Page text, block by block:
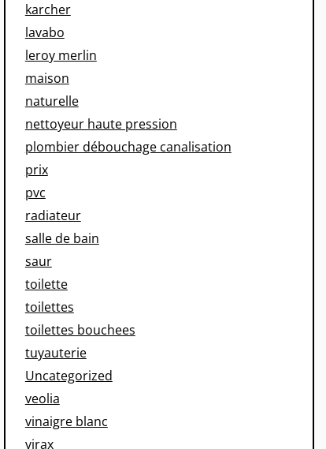
karcher
lavabo
leroy merlin
maison
naturelle
nettoyeur haute pression
plombier débouchage canalisation
prix
pvc
radiateur
salle de bain
saur
toilette
toilettes
toilettes bouchees
tuyauterie
Uncategorized
veolia
vinaigre blanc
virax